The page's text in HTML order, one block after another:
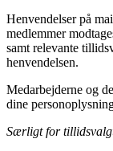
Henvendelser på
medlemmer
samt relevante
henvendelsen.
Medarbejderne og
dine
Særligt for